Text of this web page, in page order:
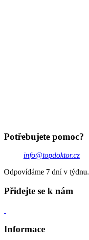
Potřebujete pomoc?
info@topdoktor.cz
Odpovídáme 7 dní v týdnu.
Přidejte se k nám
Informace